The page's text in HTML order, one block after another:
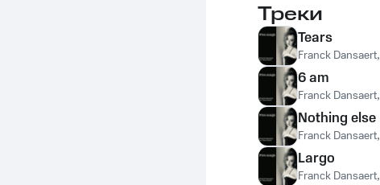
Треки
Tears
Franck Dansaert,
6 am
Franck Dansaert,
Nothing else
Franck Dansaert,
Largo
Franck Dansaert,